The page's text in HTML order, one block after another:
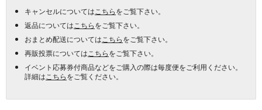
キャンセルについては こちらをご覧下さい。
返品については こちらをご覧下さい。
おまとめ配送については こちらをご覧下さい。
再販投票については こちらをご覧下さい。
イベント応募券付商品などをご購入の際は毎度便をご利用ください。
詳細は こちらをご覧ください。